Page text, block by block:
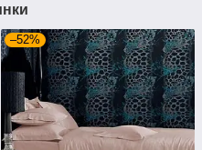
–52%